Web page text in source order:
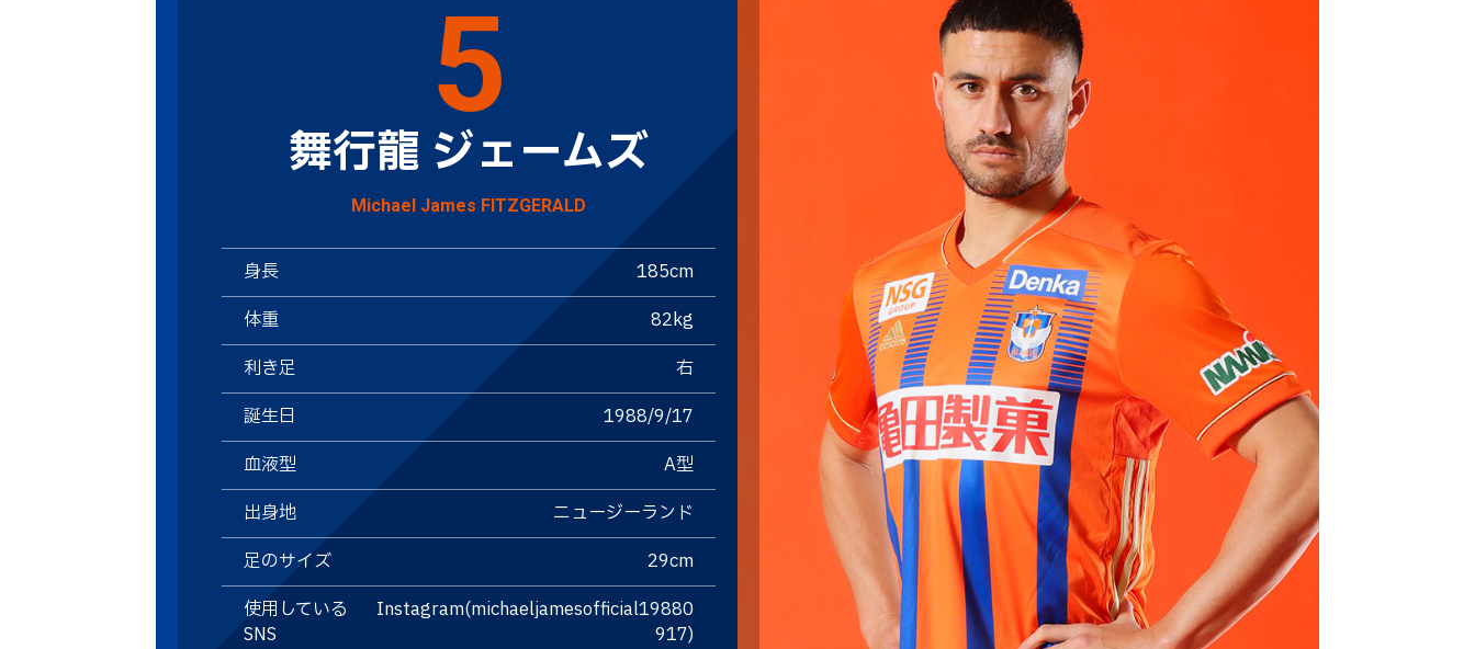
5
舞行龍 ジェームズ
Michael James FITZGERALD
身長
185cm
体重
82kg
利き足
右
誕生日
1988/9/17
血液型
A型
出身地
ニュージーランド
足のサイズ
29cm
使用している
SNS
Instagram(michaeljamesofficial19880
917)